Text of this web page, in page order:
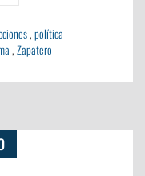
,política
,Zapatero